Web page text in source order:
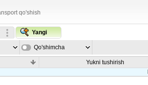
qo'shish
Yangi
Qo'shimcha
parametrla Yukni tushirish